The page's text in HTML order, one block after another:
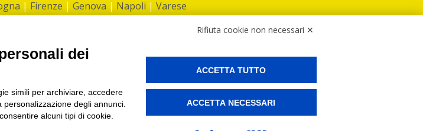
| Firenze | Genova | Napoli | Varese
50.000€ |Whistleblowing|Privacy|Preferenze Cookies
e Kipoint per ritirare i tuoi acquisti online e spedire i tuoi pacchi.
Rifiuta cookie non necessari ✕
dei
simili per archiviare, accedere
degli annunci.
alcuni tipi di cookie.
ACCETTA TUTTO
ACCETTA NECESSARI